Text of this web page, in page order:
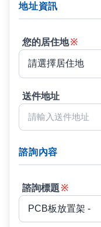
地址資訊
您的居住地※
送件地址
諮詢內容
諮詢標題※